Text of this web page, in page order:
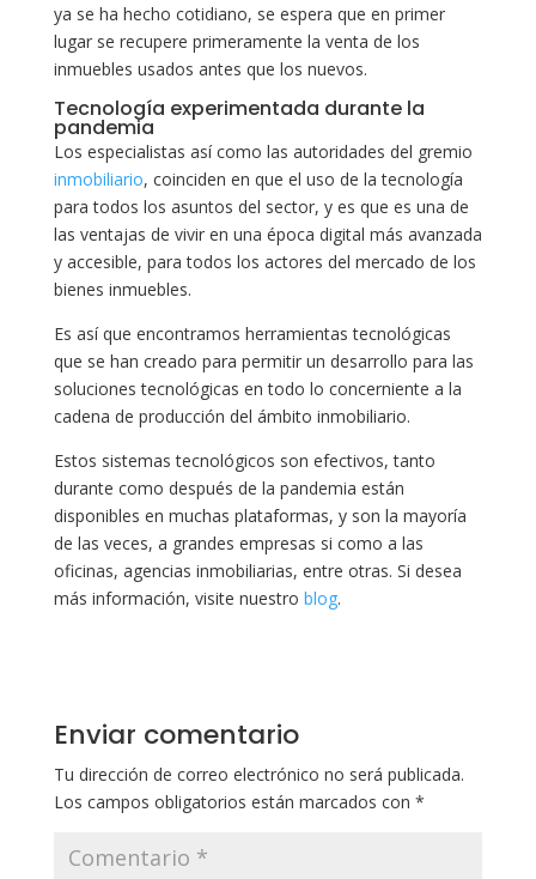
ya se ha hecho cotidiano, se espera que en primer
lugar se recupere primeramente la venta de los
inmuebles usados antes que los nuevos.
Tecnología experimentada durante la
pandemia
Los especialistas así como las autoridades del gremio
inmobiliario, coinciden en que el uso de la tecnología
para todos los asuntos del sector, y es que es una de
las ventajas de vivir en una época digital más avanzada
y accesible, para todos los actores del mercado de los
bienes inmuebles.
Es así que encontramos herramientas tecnológicas
que se han creado para permitir un desarrollo para las
soluciones tecnológicas en todo lo concerniente a la
cadena de producción del ámbito inmobiliario.
Estos sistemas tecnológicos son efectivos, tanto
durante como después de la pandemia están
disponibles en muchas plataformas, y son la mayoría
de las veces, a grandes empresas si como a las
oficinas, agencias inmobiliarias, entre otras. Si desea
más información, visite nuestro blog.
Enviar comentario
Tu dirección de correo electrónico no será publicada.
Los campos obligatorios están marcados con *